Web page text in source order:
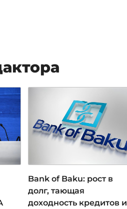
Bank of Baku: рост в
долг, тающая
доходность кредитов и